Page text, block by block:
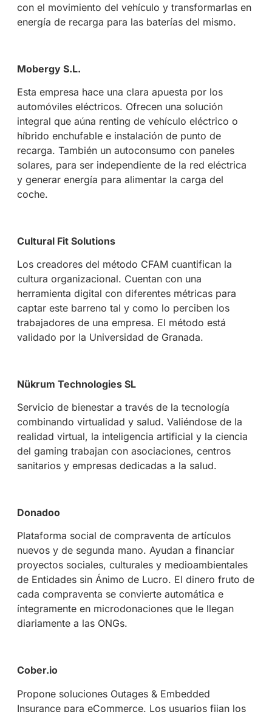
con el movimiento del vehículo y transformarlas en
energía de recarga para las baterías del mismo.
Mobergy S.L.
Esta empresa hace una clara apuesta por los
automóviles eléctricos. Ofrecen una solución
integral que aúna renting de vehículo eléctrico o
híbrido enchufable e instalación de punto de
recarga. También un autoconsumo con paneles
solares, para ser independiente de la red eléctrica
y generar energía para alimentar la carga del
coche.
Cultural Fit Solutions
Los creadores del método CFAM cuantifican la
cultura organizacional. Cuentan con una
herramienta digital con diferentes métricas para
captar este barreno tal y como lo perciben los
trabajadores de una empresa. El método está
validado por la Universidad de Granada.
Nükrum Technologies SL
Servicio de bienestar a través de la tecnología
combinando virtualidad y salud. Valiéndose de la
realidad virtual, la inteligencia artificial y la ciencia
del gaming trabajan con asociaciones, centros
sanitarios y empresas dedicadas a la salud.
Donadoo
Plataforma social de compraventa de artículos
nuevos y de segunda mano. Ayudan a financiar
proyectos sociales, culturales y medioambientales
de Entidades sin Ánimo de Lucro. El dinero fruto de
cada compraventa se convierte automática e
íntegramente en microdonaciones que le llegan
diariamente a las ONGs.
Cober.io
Propone soluciones Outages & Embedded
Insurance para eCommerce. Los usuarios fijan los